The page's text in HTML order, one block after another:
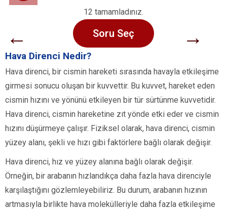
12 tamamladınız.
← Soru Seç →
Hava Direnci Nedir?
Hava direnci, bir cismin hareketi sırasında havayla etkileşime
girmesi sonucu oluşan bir kuvvettir. Bu kuvvet, hareket eden
cismin hızını ve yönünü etkileyen bir tür sürtünme kuvvetidir.
Hava direnci, cismin hareketine zıt yönde etki eder ve cismin
hızını düşürmeye çalışır. Fiziksel olarak, hava direnci, cismin
yüzey alanı, şekli ve hızı gibi faktörlere bağlı olarak değişir.
Hava direnci, hız ve yüzey alanına bağlı olarak değişir.
Örneğin, bir arabanın hızlandıkça daha fazla hava direnciyle
karşılaştığını gözlemleyebiliriz. Bu durum, arabanın hızının
artmasıyla birlikte hava molekülleriyle daha fazla etkileşime